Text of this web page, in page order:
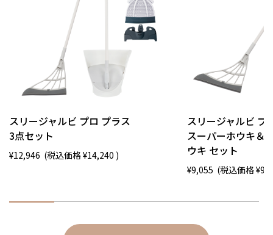
スリージャルビ プロ プラス
3点セット
¥12,946 (税込価格¥14,240 )
スリージャルビ プ
スーパーホウキ＆
ウキ セット
¥9,055 (税込価格